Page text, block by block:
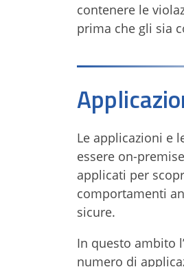
contenere le
prima che gli sia
Le applicazioni e
essere on-
applicati per
comportamenti
sicure.
In questo ambito
numero di